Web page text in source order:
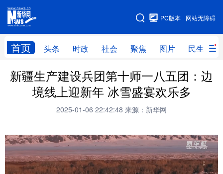
网站无障碍
PC版本
首页 头条 时政 社会 聚焦 图片 民生
网站地图
头条 时政 社会 聚焦
图片 民生 访谈 经济
服务
云游新疆 云端悦读 云看书画 光影新疆
人事频道 融媒体联播 廉政频道 新华视角看新疆
新疆生产建设兵团第十师一八五团：边
境线上迎新年 冰雪盛宴欢乐多
2025-01-06 22:42:48 来源：新华网